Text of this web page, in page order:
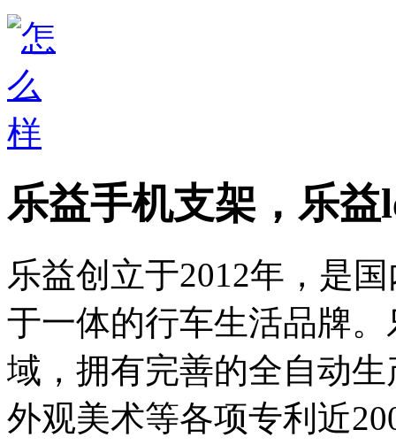
乐益手机支架，乐益
乐益创立于2012年，是
于一体的行车生活品牌
域，拥有完善的全自动
外观美术等各项专利近